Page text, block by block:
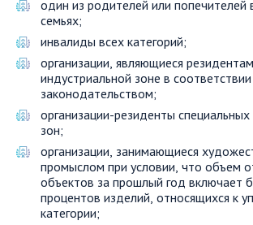
один из родителей или попечителей
семьях;
инвалиды всех категорий;
организации, являющиеся
индустриальной зоне в
законодательством;
организации-резиденты
зон;
организации, занимающиеся
промыслом при условии, что объем
объектов за прошлый год включает
процентов изделий, относящихся к
категории;